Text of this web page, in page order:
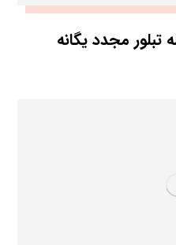
مجدد یگانه